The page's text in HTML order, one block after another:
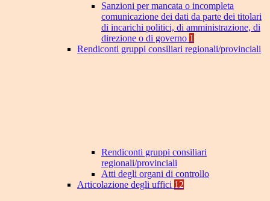
Sanzioni per mancata o incompleta
comunicazione dei dati da parte dei titolari
di incarichi politici, di amministrazione, di
direzione o di governo 1
Rendiconti gruppi consiliari regionali/provinciali
Rendiconti gruppi consiliari
regionali/provinciali
Atti degli organi di controllo
Articolazione degli uffici 12